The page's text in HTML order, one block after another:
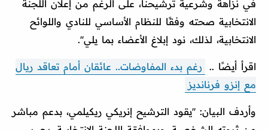
في نزاهة وشرعية ترشيحنا، على الرغم من إعلان اللجنة
الانتخابية صحته وفقًا للنظام الأساسي للنادي واللوائح
الانتخابية، لذلك، نود إبلاغ الأعضاء بما يلي''.
اقرأ أيضًا ..
رغم بدء المفاوضات.. عائقان أمام تعاقد ريال
مع إنزو فرنانديز
وأردف البيان: ''يقود الترشيح إنريكي ريكيلمي، بدعم مباشر